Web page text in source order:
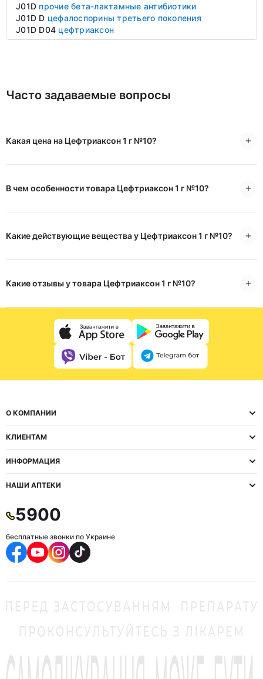
J01D прочие бета-лактамные антибиотики
J01D D цефалоспорины третьего поколения
J01D D04 цефтриаксон
Часто задаваемые вопросы
Какая цена на Цефтриаксон 1 г №10?
В чем особенности товара Цефтриаксон 1 г №10?
Какие действующие вещества у Цефтриаксон 1 г №10?
Какие отзывы у товара Цефтриаксон 1 г №10?
О КОМПАНИИ
КЛИЕНТАМ
ИНФОРМАЦИЯ
НАШИ АПТЕКИ
5900
бесплатные звонки по Украине